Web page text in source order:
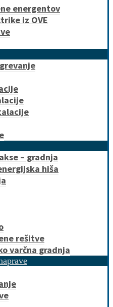
energentov
iz OVE
– gradnja
hiša
rešitve
varčna gradnja